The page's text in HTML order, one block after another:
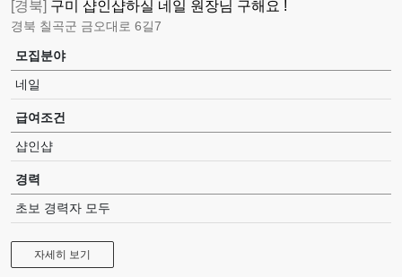
[경북] 구미 샵인샵하실 네일 원장님 구해요 !
경북 칠곡군 금오대로 6길7
모집분야
네일
급여조건
샵인샵
경력
초보 경력자 모두
자세히 보기